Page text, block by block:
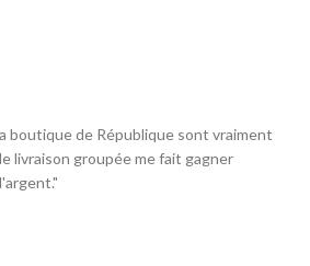
boutique de République sont vraiment
livraison groupée me fait gagner